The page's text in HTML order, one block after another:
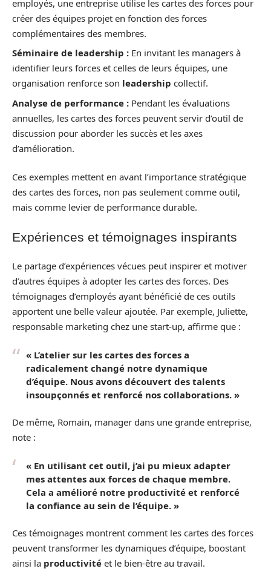
employés, une entreprise utilise les cartes des forces pour
créer des équipes projet en fonction des forces
complémentaires des membres.
Séminaire de leadership : En invitant les managers à
identifier leurs forces et celles de leurs équipes, une
organisation renforce son leadership collectif.
Analyse de performance : Pendant les évaluations
annuelles, les cartes des forces peuvent servir d’outil de
discussion pour aborder les succès et les axes
d’amélioration.
Ces exemples mettent en avant l’importance stratégique
des cartes des forces, non pas seulement comme outil,
mais comme levier de performance durable.
Expériences et témoignages inspirants
Le partage d’expériences vécues peut inspirer et motiver
d’autres équipes à adopter les cartes des forces. Des
témoignages d’employés ayant bénéficié de ces outils
apportent une belle valeur ajoutée. Par exemple, Juliette,
responsable marketing chez une start-up, affirme que :
« L’atelier sur les cartes des forces a
radicalement changé notre dynamique
d’équipe. Nous avons découvert des talents
insoupçonnés et renforcé nos collaborations. »
De même, Romain, manager dans une grande entreprise,
note :
« En utilisant cet outil, j’ai pu mieux adapter
mes attentes aux forces de chaque membre.
Cela a amélioré notre productivité et renforcé
la confiance au sein de l’équipe. »
Ces témoignages montrent comment les cartes des forces
peuvent transformer les dynamiques d’équipe, boostant
ainsi la productivité et le bien-être au travail.